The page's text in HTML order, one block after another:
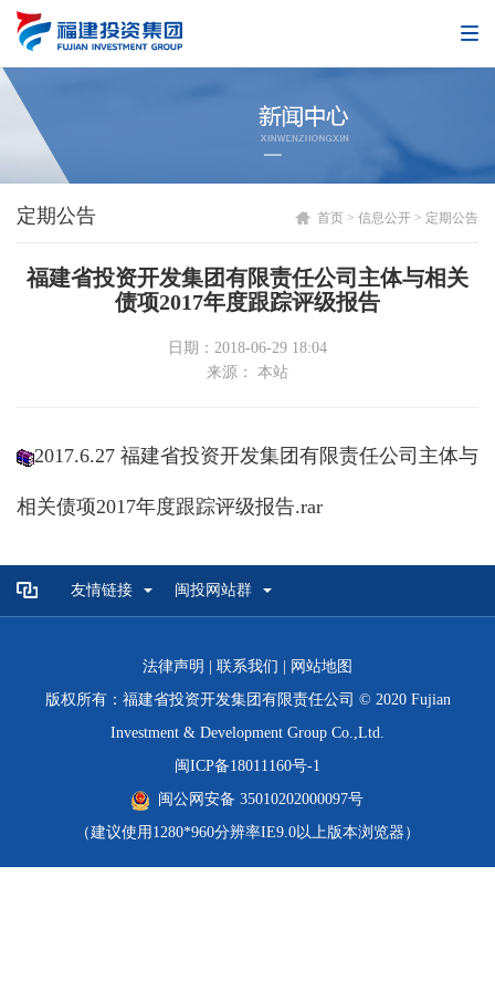
定期公告 首页 > 信息公开 > 定期公告
福建省投资开发集团有限责任公司主体与相关
债项2017年度跟踪评级报告
日期：2018-06-29 18:04
来源： 本站
2017.6.27 福建省投资开发集团有限责任公司主体与
相关债项2017年度跟踪评级报告.rar
友情链接 闽投网站群
法律声明 联系我们
网站地图
版权所有：福建省投资开发集团有限责任公司 © 2020 Fujian
Investment & Development Group Co.,Ltd.
闽ICP备18011160号-1
闽公网安备 35010202000097号
（建议使用1280*960分辨率IE9.0以上版本浏览器）